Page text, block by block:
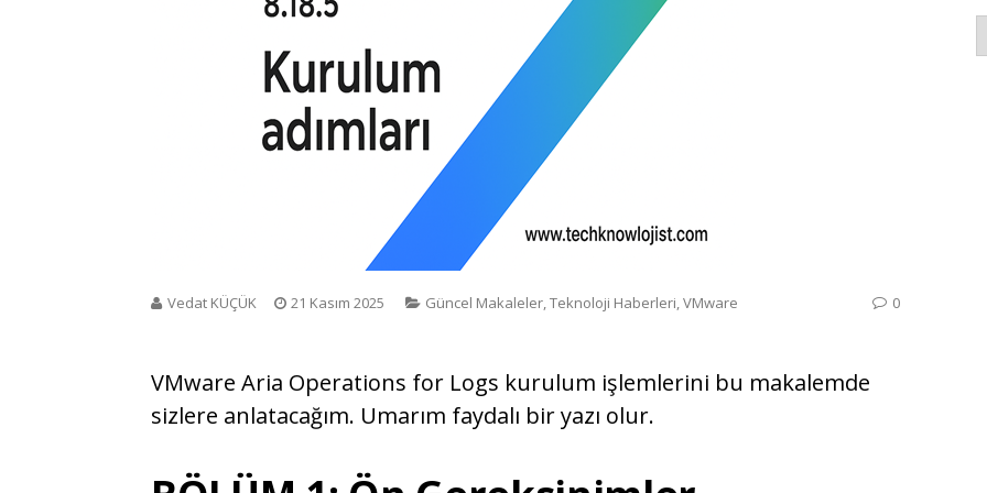
Vedat KÜÇÜK 21 Kasım 2025 Güncel Makaleler,Teknoloji Haberleri,VMware 0
VMware Aria Operations for Logs kurulum işlemlerini bu makalemde
sizlere anlatacağım. Umarım faydalı bir yazı olur.